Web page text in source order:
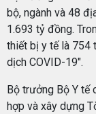
bộ, ngành và 48
1.693 tỷ đồng.
thiết bị y tế là 754
dịch COVID-19".
Bộ trưởng Bộ Y tế
hợp và xây dựng